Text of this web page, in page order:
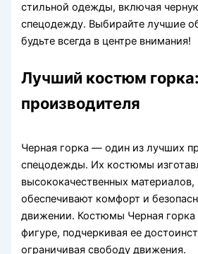
стильной одежды, включая
спецодежду. Выбирайте лучшие
будьте всегда в центре внимания!
Лучший костюм
производителя
Черная горка — один из лучших
спецодежды. Их костюмы
высококачественных
обеспечивают комфорт и
движении. Костюмы Черная горка
фигуре, подчеркивая ее
ограничивая свободу движения.